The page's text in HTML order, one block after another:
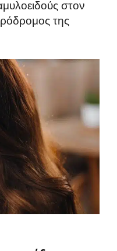
στον
της